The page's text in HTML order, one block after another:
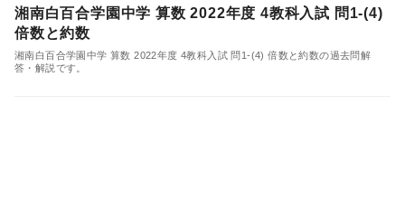
湘南白百合学園中学 算数 2022年度 4教科入試 問1-(4)
倍数と約数
湘南白百合学園中学 算数 2022年度 4教科入試 問1-(4) 倍数と約数の過去問解
答・解説です。